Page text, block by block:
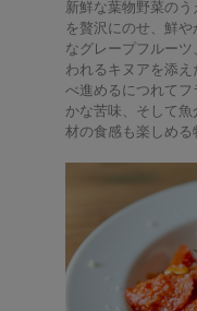
新鮮な葉物野菜のう
を贅沢にのせ、鮮
なグレープフルー
われるキヌアを添え
べ進めるにつれてフ
かな苦味、そして
材の食感も楽しめる